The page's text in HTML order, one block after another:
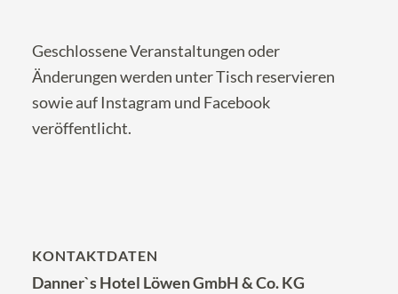
Geschlossene Veranstaltungen oder
Änderungen werden unterTisch reservieren
sowie auf Instagram und Facebook
veröffentlicht.
KONTAKTDATEN
Danner`s Hotel Löwen GmbH & Co. KG